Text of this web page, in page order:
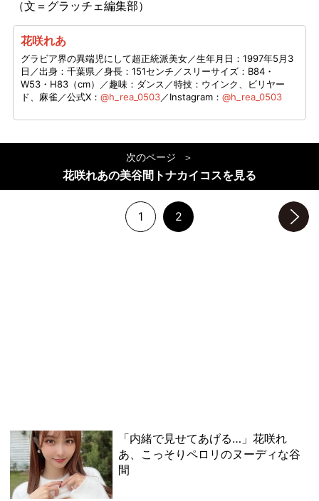
（文＝グラッチェ編集部）
花咲れあ
グラビア界の異端児にして超正統派美女／生年月日：1997年5月3
日／出身：千葉県／身長：151センチ／スリーサイズ：B84・
W53・H83（cm）／趣味：ダンス／特技：ウインク、ビリヤー
ド、麻雀／公式X： @h_rea_0503／Instagram： @h_rea_0503
次のページ
花咲れあの美谷間トナカイコスを見る
1 2
「内緒で見せてあげる…」花咲れ
あ、こっそりペロリのヌーディな谷
間